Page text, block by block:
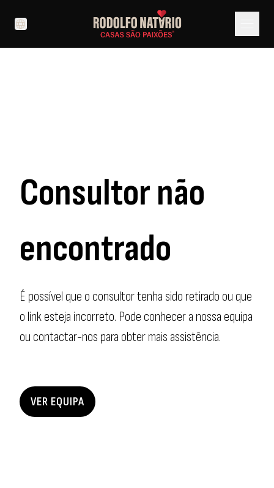
language
Consultor não
encontrado
É possível que o consultor tenha sido retirado ou que
o link esteja incorreto. Pode conhecer a nossa equipa
ou contactar-nos para obter mais assistência.
VER EQUIPA